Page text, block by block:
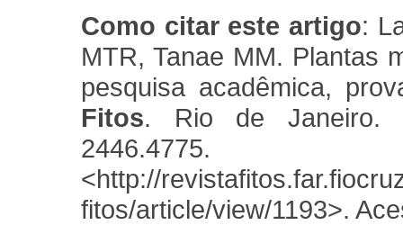
Como citar este artigo:
MTR, Tanae MM. Plantas
pesquisa acadêmica,
Fitos. Rio de Janeiro.
2446.4775.
<http://
fitos/article/view/1193>.